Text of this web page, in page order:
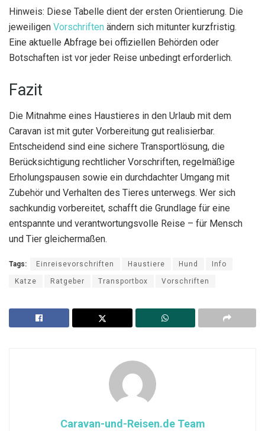
Hinweis: Diese Tabelle dient der ersten Orientierung. Die
jeweiligen Vorschriften ändern sich mitunter kurzfristig.
Eine aktuelle Abfrage bei offiziellen Behörden oder
Botschaften ist vor jeder Reise unbedingt erforderlich.
Fazit
Die Mitnahme eines Haustieres in den Urlaub mit dem
Caravan ist mit guter Vorbereitung gut realisierbar.
Entscheidend sind eine sichere Transportlösung, die
Berücksichtigung rechtlicher Vorschriften, regelmäßige
Erholungspausen sowie ein durchdachter Umgang mit
Zubehör und Verhalten des Tieres unterwegs. Wer sich
sachkundig vorbereitet, schafft die Grundlage für eine
entspannte und verantwortungsvolle Reise – für Mensch
und Tier gleichermaßen.
Tags: Einreisevorschriften Haustiere Hund Info
Katze Ratgeber Transportbox Vorschriften
Caravan-und-Reisen.de Team